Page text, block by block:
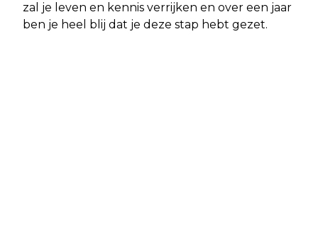
zal je leven en kennis verrijken en over een jaar
ben je heel blij dat je deze stap hebt gezet.